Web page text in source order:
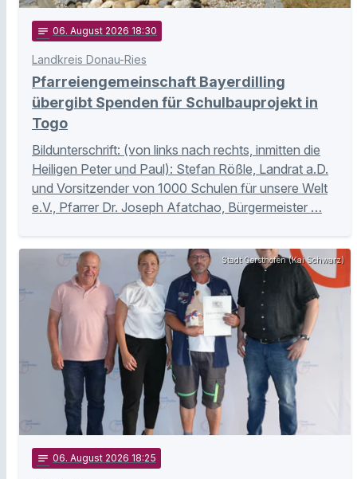
notes 06. August 2026 18:30
Landkreis Donau-Ries
Pfarreiengemeinschaft Bayerdilling
übergibt Spenden für Schulbauprojekt in
Togo
Bildunterschrift: (von links nach rechts, inmitten die
Heiligen Peter und Paul): Stefan Rößle, Landrat a.D.
und Vorsitzender von 1000 Schulen für unsere Welt
e.V., Pfarrer Dr. Joseph Afatchao, Bürgermeister …
Stadt Gersthofen (Kai Schwarz)
notes 06. August 2026 18:25